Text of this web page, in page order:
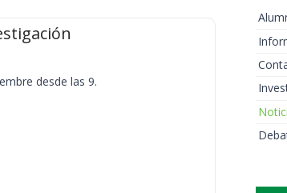
desde las 9.